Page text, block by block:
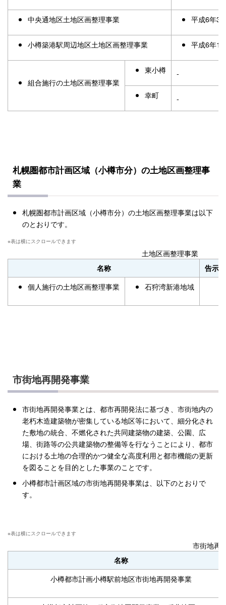
中央通地区土地区画整理事業 平成6年3
小樽築港駅周辺地区土地区画整理事業 平成6年
組合施行の土地区画整理事業
東小樽 -
幸町 -
札幌圏都市計画区域（小樽市分）の土地区画整理事
業
札幌圏都市計画区域（小樽市分）の土地区画整理事業は以下
のとおりです。
土地区画整理事業
名称 告示
個人施行の土地区画整理事業 石狩湾新港地域
市街地再開発事業
市街地再開発事業とは、都市再開発法に基づき、市街地内の
老朽木造建築物が密集している地区等において、細分化され
た敷地の統合、不燃化された共同建築物の建築、公園、広
場、街路等の公共建築物の整備等を行なうことにより、都市
における土地の合理的かつ健全な高度利用と都市機能の更新
を図ることを目的とした事業のことです。
小樽都市計画区域の市街地再開発事業は、以下のとおりで
す。
市街地再
名称
小樽都市計画小樽駅前地区市街地再開発事業